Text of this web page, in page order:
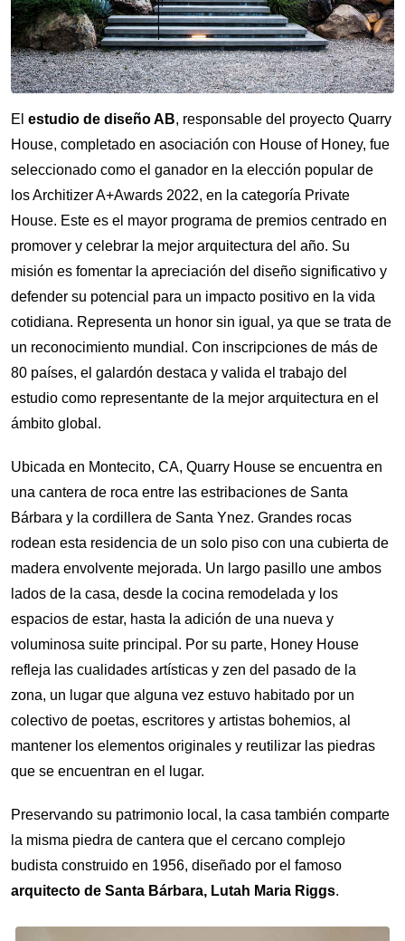
El estudio de diseño AB, responsable del proyecto Quarry
House, completado en asociación con House of Honey, fue
seleccionado como el ganador en la elección popular de
los Architizer A+Awards 2022, en la categoría Private
House. Este es el mayor programa de premios centrado en
promover y celebrar la mejor arquitectura del año. Su
misión es fomentar la apreciación del diseño significativo y
defender su potencial para un impacto positivo en la vida
cotidiana. Representa un honor sin igual, ya que se trata de
un reconocimiento mundial. Con inscripciones de más de
80 países, el galardón destaca y valida el trabajo del
estudio como representante de la mejor arquitectura en el
ámbito global.
Ubicada en Montecito, CA, Quarry House se encuentra en
una cantera de roca entre las estribaciones de Santa
Bárbara y la cordillera de Santa Ynez. Grandes rocas
rodean esta residencia de un solo piso con una cubierta de
madera envolvente mejorada. Un largo pasillo une ambos
lados de la casa, desde la cocina remodelada y los
espacios de estar, hasta la adición de una nueva y
voluminosa suite principal. Por su parte, Honey House
refleja las cualidades artísticas y zen del pasado de la
zona, un lugar que alguna vez estuvo habitado por un
colectivo de poetas, escritores y artistas bohemios, al
mantener los elementos originales y reutilizar las piedras
que se encuentran en el lugar.
Preservando su patrimonio local, la casa también comparte
la misma piedra de cantera que el cercano complejo
budista construido en 1956, diseñado por el famoso
arquitecto de Santa Bárbara, Lutah Maria Riggs.